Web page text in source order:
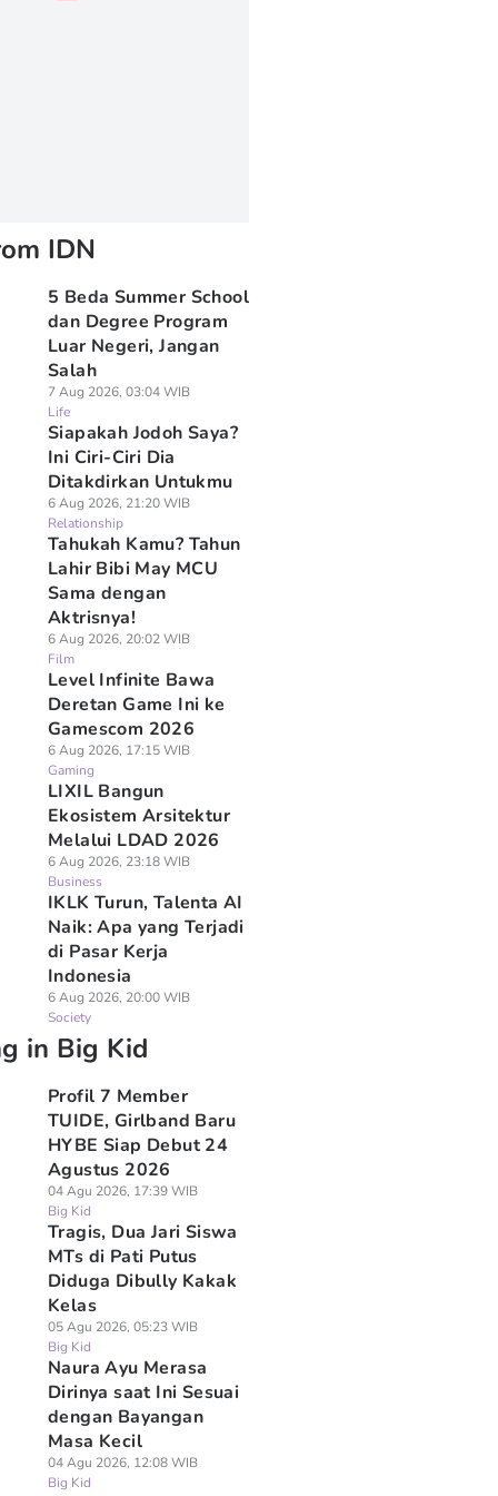
IDN
5 Beda Summer School
dan Degree Program
Luar Negeri, Jangan
Salah
7 Aug 2026, 03:04 WIB
Life
Siapakah Jodoh Saya?
Ini Ciri-Ciri Dia
Ditakdirkan Untukmu
6 Aug 2026, 21:20 WIB
Relationship
Tahukah Kamu? Tahun
Lahir Bibi May MCU
Sama dengan
Aktrisnya!
6 Aug 2026, 20:02 WIB
Film
Level Infinite Bawa
Deretan Game Ini ke
Gamescom 2026
6 Aug 2026, 17:15 WIB
Gaming
LIXIL Bangun
Ekosistem Arsitektur
Melalui LDAD 2026
6 Aug 2026, 23:18 WIB
Business
IKLK Turun, Talenta AI
Naik: Apa yang Terjadi
di Pasar Kerja
Indonesia
6 Aug 2026, 20:00 WIB
Society
in Big Kid
Profil 7 Member
TUIDE, Girlband Baru
HYBE Siap Debut 24
Agustus 2026
04 Agu 2026, 17:39 WIB
Big Kid
Tragis, Dua Jari Siswa
MTs di Pati Putus
Diduga Dibully Kakak
Kelas
05 Agu 2026, 05:23 WIB
Big Kid
Naura Ayu Merasa
Dirinya saat Ini Sesuai
dengan Bayangan
Masa Kecil
04 Agu 2026, 12:08 WIB
Big Kid